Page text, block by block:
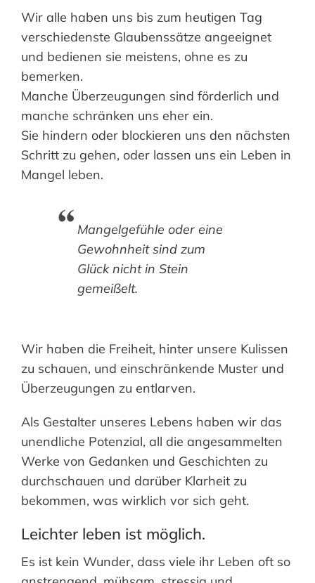
Wir alle haben uns bis zum heutigen Tag
verschiedenste Glaubenssätze angeeignet
und bedienen sie meistens, ohne es zu
bemerken.
Manche Überzeugungen sind förderlich und
manche schränken uns eher ein.
Sie hindern oder blockieren uns den nächsten
Schritt zu gehen, oder lassen uns ein Leben in
Mangel leben.
Mangelgefühle oder eine
Gewohnheit sind zum
Glück nicht in Stein
gemeißelt.
Wir haben die Freiheit, hinter unsere Kulissen
zu schauen, und einschränkende Muster und
Überzeugungen zu entlarven.
Als Gestalter unseres Lebens haben wir das
unendliche Potenzial, all die angesammelten
Werke von Gedanken und Geschichten zu
durchschauen und darüber Klarheit zu
bekommen, was wirklich vor sich geht.
Leichter leben ist möglich.
Es ist kein Wunder, dass viele ihr Leben oft so